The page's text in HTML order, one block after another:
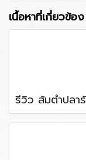
เนื้อหาที่เกี่ยวข้อง
รีวิว ส้มตำปลา